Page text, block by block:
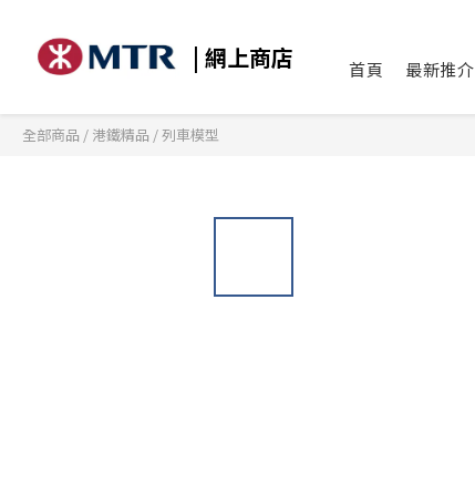
| 網上商店 首頁 最新推介
全部商品 / 港鐵精品 /列車模型